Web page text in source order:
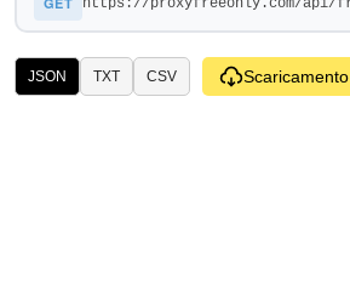
JSON TXT CSV Scaricamento